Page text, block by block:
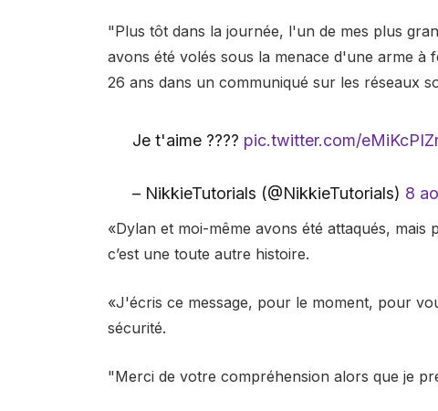
"Plus tôt dans la journée, l'un de mes plus
avons été volés sous la menace d'une arme à
26 ans dans un communiqué sur les réseaux
Je t'aime ???? pic.twitter.com/
– NikkieTutorials (@NikkieTutorials) 8
«Dylan et moi-même avons été attaqués,
c’est une toute autre histoire.
«J'écris ce message, pour le moment, pour
sécurité.
"Merci de votre compréhension alors que je